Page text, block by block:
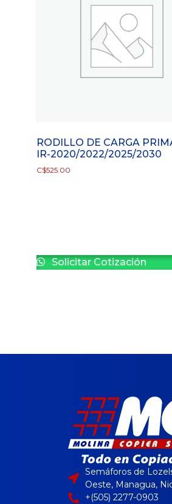
RODILLO DE CARGA
IR-2020/2022/2025/2030
C$525.00
Solicitar Cotización
Semáforos de
Oeste, Managua,
+(505) 2277-0903